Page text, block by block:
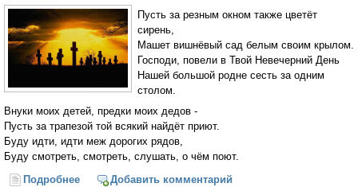
Пусть за резным окном также цветёт
сирень,
Машет вишнёвый сад белым своим крылом.
Господи, повели в Твой Невечерний День
Нашей большой родне сесть за одним
столом.
Внуки моих детей, предки моих дедов -
Пусть за трапезой той всякий найдёт приют.
Буду идти, идти меж дорогих рядов,
Буду смотреть, смотреть, слушать, о чём поют.
Подробнее о Пусть за резным окном...
Добавить комментарий